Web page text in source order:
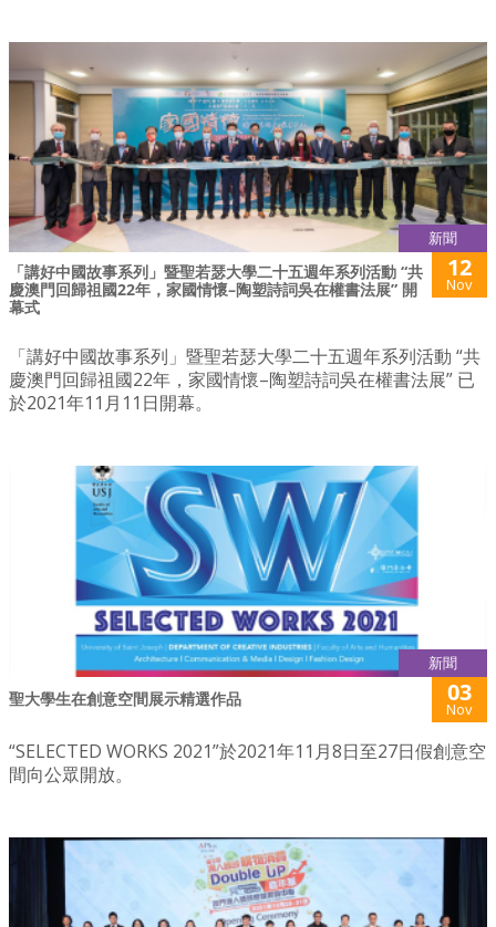
新聞
「講好中國故事系列」暨聖若瑟大學二十五週年系列活動 “共
慶澳門回歸祖國22年，家國情懷–陶塑詩詞吳在權書法展” 開
幕式
12
Nov
「講好中國故事系列」暨聖若瑟大學二十五週年系列活動 “共
慶澳門回歸祖國22年，家國情懷–陶塑詩詞吳在權書法展” 已
於2021年11月11日開幕。
新聞
聖大學生在創意空間展示精選作品 03
Nov
“SELECTED WORKS 2021”於2021年11月8日至27日假創意空
間向公眾開放。